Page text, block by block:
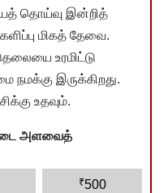
தொய்வு இன்றித்
மிகத் தேவை.
உரமிட்டு
இருக்கிறது.
உதவும்.
அளவைத்
₹500